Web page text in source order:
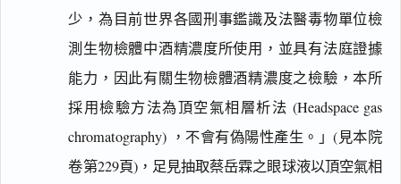
少，為目前世界各國刑事鑑識及法醫毒物單位檢
測生物檢體中酒精濃度所使用，並具有法庭證據
能力，因此有關生物檢體酒精濃度之檢驗，本所
採用檢驗方法為頂空氣相層析法 (Headspace gas
chromatography) ，不會有偽陽性產生。」(見本院
卷第229頁)，足見抽取蔡岳霖之眼球液以頂空氣相